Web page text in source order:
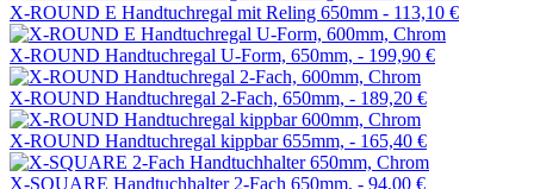
X-ROUND E Handtuchregal mit Reling 650mm - 113,10 €
X-ROUND Handtuchregal U-Form, 650mm, - 199,90 €
X-ROUND Handtuchregal 2-Fach, 650mm, - 189,20 €
X-ROUND Handtuchregal kippbar 655mm, - 165,40 €
X-SQUARE Handtuchhalter 2-Fach 650mm, - 94,00 €